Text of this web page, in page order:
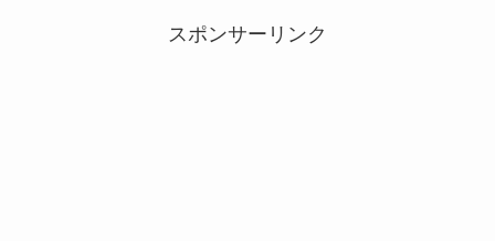
スポンサーリンク